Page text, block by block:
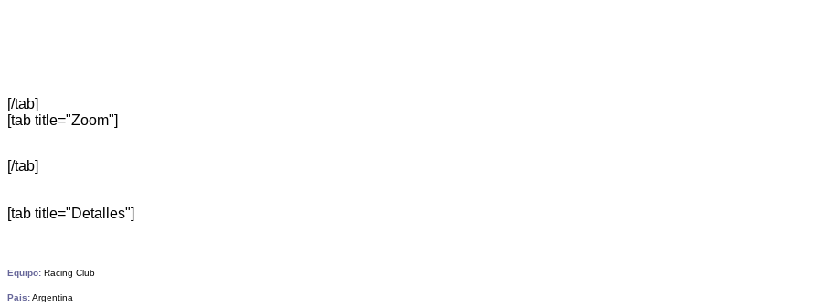
[/tab]
[tab title="Zoom"]
[/tab]
[tab title="Detalles"]
Equipo: Racing Club
Pais:Argentina